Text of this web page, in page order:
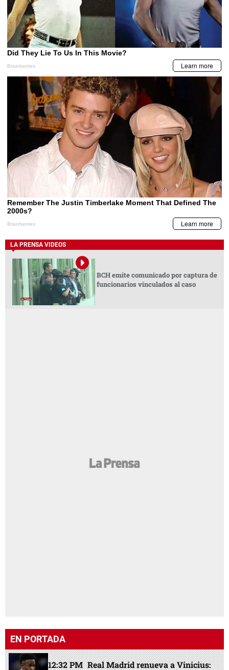
LA PRENSA VIDEOS
BCH emite comunicado por captura de
funcionarios vinculados al caso
EN PORTADA
12:32 PM Real Madrid renueva a Vinicius: